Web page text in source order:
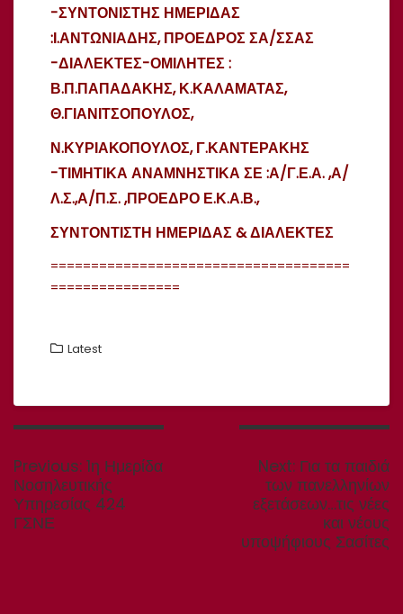
-ΣΥΝΤΟΝΙΣΤΗΣ ΗΜΕΡΙΔΑΣ
:Ι.ΑΝΤΩΝΙΑΔΗΣ, ΠΡΟΕΔΡΟΣ ΣΑ/ΣΣΑΣ
-ΔΙΑΛΕΚΤΕΣ-ΟΜΙΛΗΤΕΣ :
Β.Π.ΠΑΠΑΔΑΚΗΣ, Κ.ΚΑΛΑΜΑΤΑΣ,
Θ.ΓΙΑΝΙΤΣΟΠΟΥΛΟΣ,
Ν.ΚΥΡΙΑΚΟΠΟΥΛΟΣ, Γ.ΚΑΝΤΕΡΑΚΗΣ
-ΤΙΜΗΤΙΚΑ ΑΝΑΜΝΗΣΤΙΚΑ ΣΕ :Α/Γ.Ε.Α. ,Α/
Λ.Σ.,Α/Π.Σ. ,ΠΡΟΕΔΡΟ Ε.Κ.Α.Β.,
ΣΥΝTΟΝΤΙΣΤΗ ΗΜΕΡΙΔΑΣ & ΔΙΑΛΕΚΤΕΣ
=====================================
================
Latest
Πλοήγηση
Previous: Previous
post:
1η Ημερίδα
Νοσηλευτικής
Υπηρεσίας 424
ΓΣΝΕ
Next: Next
post:
Για τα παιδιά
των πανελληνίων
εξετάσεων…τις νέες
και νέους
υποψήφιους Σασίτες